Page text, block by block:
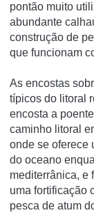
pontão muito
abundante
construção de
que funcionam
As encostas
típicos do litoral
encosta a
caminho litoral
onde se oferece
do oceano
mediterrânica, e
uma fortificação
pesca de atum